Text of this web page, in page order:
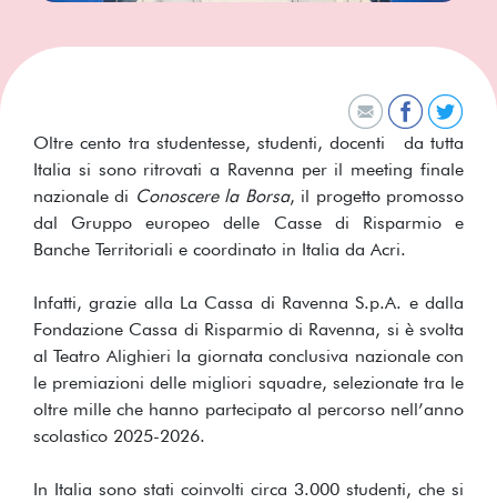
Oltre cento tra studentesse, studenti, docenti da tutta
Italia si sono ritrovati a Ravenna per il meeting finale
nazionale di Conoscere la Borsa, il progetto promosso
dal Gruppo europeo delle Casse di Risparmio e
Banche Territoriali e coordinato in Italia da Acri.
Infatti, grazie alla La Cassa di Ravenna S.p.A. e dalla
Fondazione Cassa di Risparmio di Ravenna, si è svolta
al Teatro Alighieri la giornata conclusiva nazionale con
le premiazioni delle migliori squadre, selezionate tra le
oltre mille che hanno partecipato al percorso nell’anno
scolastico 2025-2026.
In Italia sono stati coinvolti circa 3.000 studenti, che si